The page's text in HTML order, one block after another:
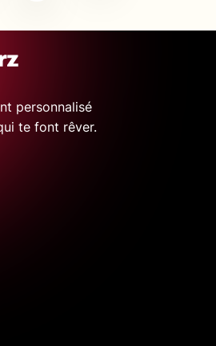
personnalisé
te font rêver.